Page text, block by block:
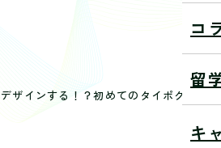
コ
留
キ
ザインする！？初めてのタイポグラフ